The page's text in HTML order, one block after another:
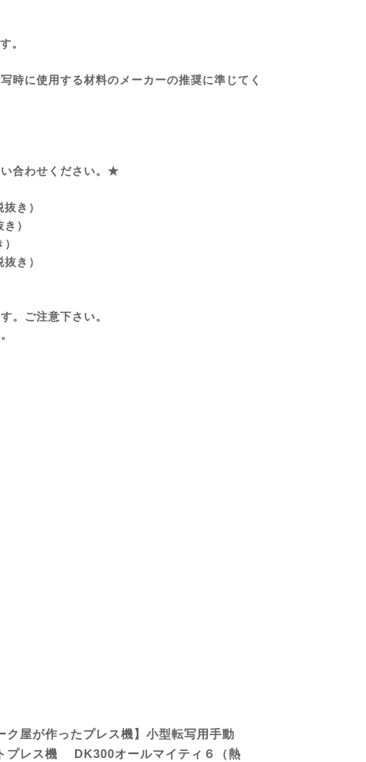
。
時に使用する材料のメーカーの推奨に準じてく
合わせください。★
き）
）
き）
。ご注意下さい。
ク屋が作ったプレス機】小型転写用手動
プレス機 DK300オールマイティ６（熱